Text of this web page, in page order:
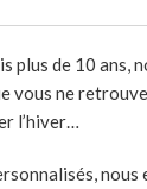
plus de 10
vous ne
l’hiver…